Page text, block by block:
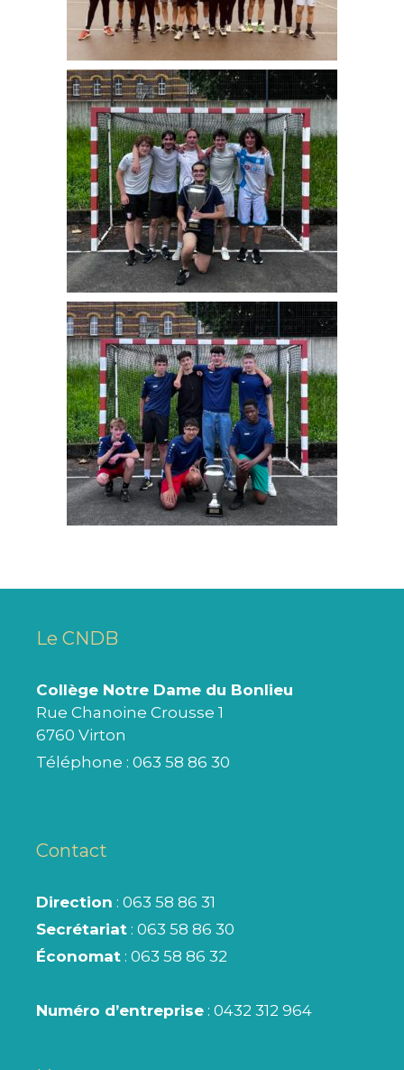
Le CNDB
Collège Notre Dame du Bonlieu
Rue Chanoine Crousse 1
6760 Virton
Téléphone : 063 58 86 30
Contact
Direction : 063 58 86 31
Secrétariat : 063 58 86 30
Économat : 063 58 86 32
Numéro d’entreprise : 0432 312 964